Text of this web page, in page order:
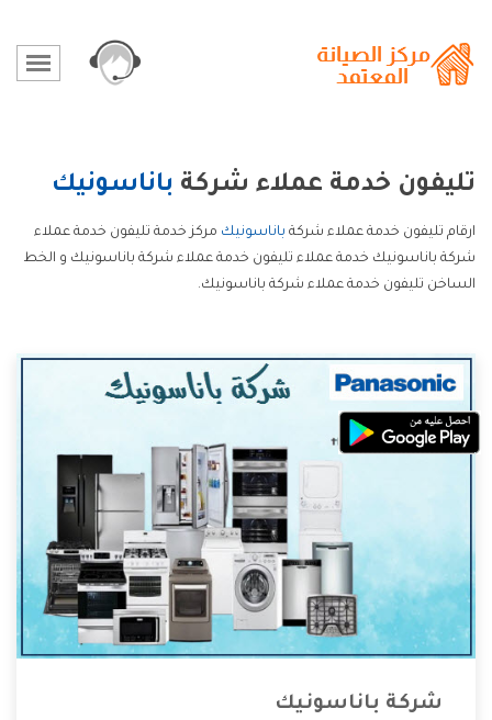
تليفون خدمة عملاء شركة باناسونيك
ارقام تليفون خدمة عملاء شركة باناسونيك مركز خدمة تليفون خدمة عملاء
شركة باناسونيك خدمة عملاء تليفون خدمة عملاء شركة باناسونيك و الخط
الساخن تليفون خدمة عملاء شركة باناسونيك.
شركة باناسونيك